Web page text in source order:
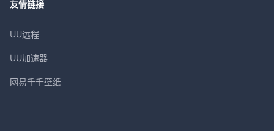
友情链接
UU远程
UU加速器
网易千千壁纸